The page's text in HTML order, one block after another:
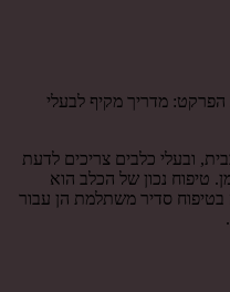
מדריך מקיף לבעלי
ובעלי כלבים צריכים לדעת
טיפוח נכון של הכלב הוא
סדיר משתלמת הן עבור